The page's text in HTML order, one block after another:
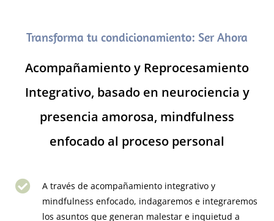
Transforma tu condicionamiento: Ser Ahora
Acompañamiento y Reprocesamiento
Integrativo, basado en neurociencia y
presencia amorosa, mindfulness
enfocado al proceso personal
A través de acompañamiento integrativo y
mindfulness enfocado, indagaremos e integraremos
los asuntos que generan malestar e inquietud a